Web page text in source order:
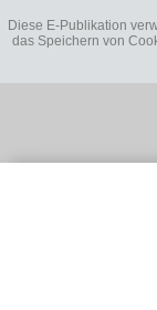
Diese E-Publikation
das Speichern von